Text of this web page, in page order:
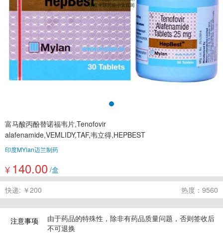
富马酸丙酚替诺福韦片,Tenofovir
alafenamide,VEMLIDY,TAF,韦立得,HEPBEST
印度MYlan迈兰制药
¥ 140.00 /盒
快递: ￥200 热度：9560
注意事项
由于药品的特殊性，除非有药品质量问题，否则签收后
不可退换